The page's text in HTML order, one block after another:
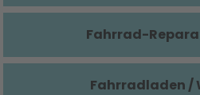
Fahrrad-
Fahrradladen /